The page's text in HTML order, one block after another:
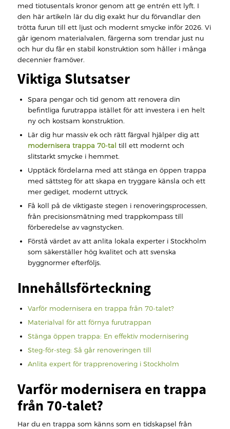
med tiotusentals kronor genom att ge entrén ett lyft. I
den här artikeln lär du dig exakt hur du förvandlar den
trötta furun till ett ljust och modernt smycke inför 2026. Vi
går igenom materialvalen, färgerna som trendar just nu
och hur du får en stabil konstruktion som håller i många
decennier framöver.
Viktiga Slutsatser
Spara pengar och tid genom att renovera din
befintliga furutrappa istället för att investera i en helt
ny och kostsam konstruktion.
Lär dig hur massiv ek och rätt färgval hjälper dig att
modernisera trappa 70-tal till ett modernt och
slitstarkt smycke i hemmet.
Upptäck fördelarna med att stänga en öppen trappa
med sättsteg för att skapa en tryggare känsla och ett
mer gediget, modernt uttryck.
Få koll på de viktigaste stegen i renoveringsprocessen,
från precisionsmätning med trappkompass till
förberedelse av vagnstycken.
Förstå värdet av att anlita lokala experter i Stockholm
som säkerställer hög kvalitet och att svenska
byggnormer efterföljs.
Innehållsförteckning
Varför modernisera en trappa från 70-talet?
Materialval för att förnya furutrappan
Stänga öppen trappa: En effektiv modernisering
Steg-för-steg: Så går renoveringen till
Anlita expert för trapprenovering i Stockholm
Varför modernisera en trappa
från 70-talet?
Har du en trappa som känns som en tidskapsel från